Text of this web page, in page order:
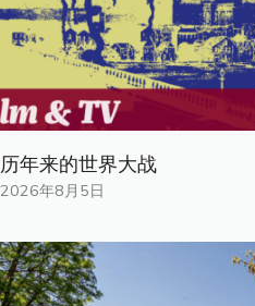
历年来的世界大战
2026年8月5日